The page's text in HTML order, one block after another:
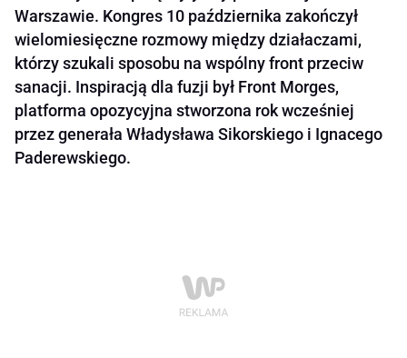
Warszawie. Kongres 10 października zakończył
wielomiesięczne rozmowy między działaczami,
którzy szukali sposobu na wspólny front przeciw
sanacji. Inspiracją dla fuzji był Front Morges,
platforma opozycyjna stworzona rok wcześniej
przez generała Władysława Sikorskiego i Ignacego
Paderewskiego.